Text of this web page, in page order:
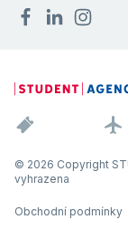
© 2026 Copyright
vyhrazena
Obchodní podmínky